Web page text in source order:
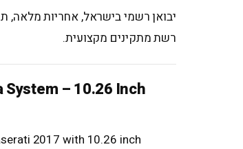
יבואן רשמי בישראל, אחריות מלאה,
רשת מתקינים מקצועית.
– 10.26 Inch
2017 with 10.26 inch